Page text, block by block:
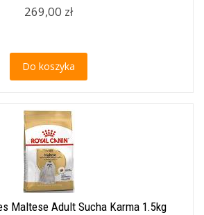
269,00 zł
Do koszyka
Maltese Adult Sucha Karma 1.5kg